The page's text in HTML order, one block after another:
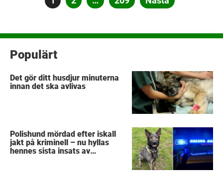
Populärt
Det gör ditt husdjur minuterna
innan det ska avlivas
Polishund mördad efter iskall
jakt på kriminell – nu hyllas
hennes sista insats av